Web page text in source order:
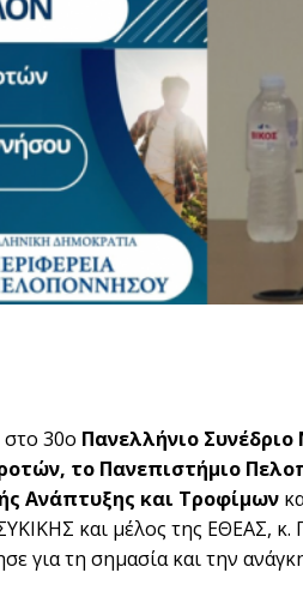
30ο Πανελλήνιο
το Πανεπιστήμιο
Ανάπτυξης και Τροφίμων
και μέλος της ΕΘΕΑΣ,
για τη σημασία και την